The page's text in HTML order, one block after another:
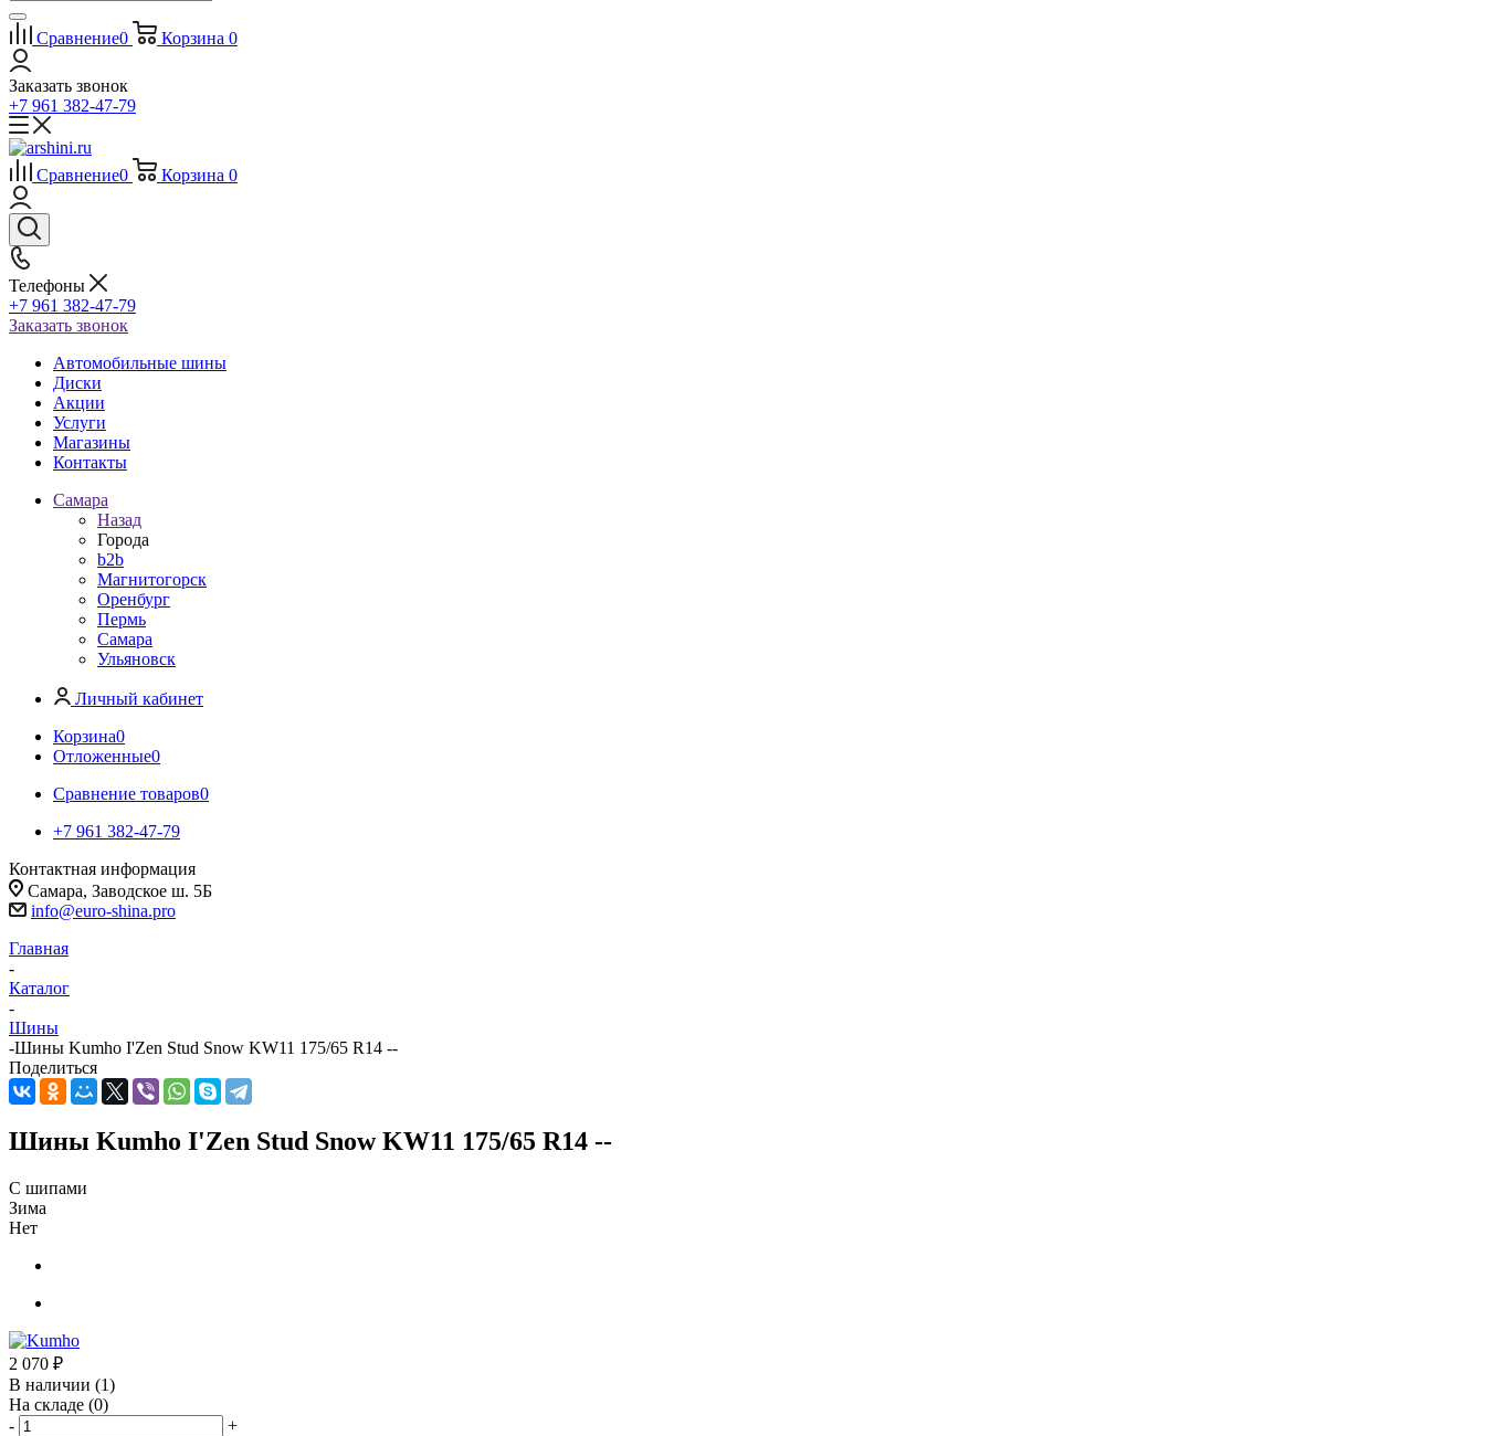
Сравнение0 Корзина 0
Заказать звонок
+7 961 382-47-79
Сравнение0 Корзина 0
Телефоны
+7 961 382-47-79
Заказать звонок
Автомобильные шины
Диски
Акции
Услуги
Магазины
Контакты
Самара
Назад
Города
b2b
Магнитогорск
Оренбург
Пермь
Самара
Ульяновск
Личный кабинет
Корзина0
Отложенные0
Сравнение товаров0
+7 961 382-47-79
Контактная информация
Самара, Заводское ш. 5Б
info@euro-shina.pro
Главная
-
Каталог
-
Шины
-Шины Kumho I'Zen Stud Snow KW11 175/65 R14 --
Поделиться
Шины Kumho I'Zen Stud Snow KW11 175/65 R14 --
С шипами
Зима
Нет
2 070 ₽
В наличии (1)
На складе (0)
-
+